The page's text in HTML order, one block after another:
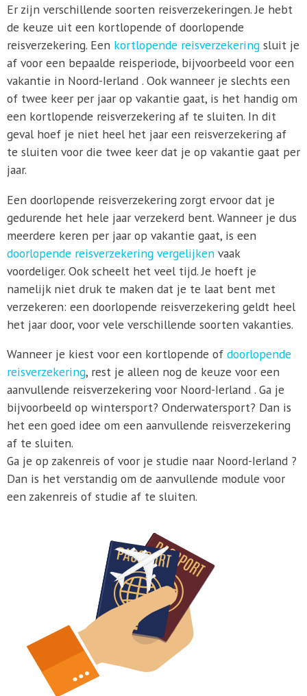
Er zijn verschillende soorten reisverzekeringen. Je hebt
de keuze uit een kortlopende of doorlopende
reisverzekering. Een kortlopende reisverzekeringsluit je
af voor een bepaalde reisperiode, bijvoorbeeld voor een
vakantie in Noord-Ierland . Ook wanneer je slechts een
of twee keer per jaar op vakantie gaat, is het handig om
een kortlopende reisverzekering af te sluiten. In dit
geval hoef je niet heel het jaar een reisverzekering af
te sluiten voor die twee keer dat je op vakantie gaat per
jaar.
Een doorlopende reisverzekering zorgt ervoor dat je
gedurende het hele jaar verzekerd bent. Wanneer je dus
meerdere keren per jaar op vakantie gaat, is een
doorlopende reisverzekering vergelijkenvaak
voordeliger. Ook scheelt het veel tijd. Je hoeft je
namelijk niet druk te maken dat je te laat bent met
verzekeren: een doorlopende reisverzekering geldt heel
het jaar door, voor vele verschillende soorten vakanties.
Wanneer je kiest voor een kortlopende of doorlopende
reisverzekering, rest je alleen nog de keuze voor een
aanvullende reisverzekering voor Noord-Ierland . Ga je
bijvoorbeeld op wintersport? Onderwatersport? Dan is
het een goed idee om een aanvullende reisverzekering
af te sluiten.
Ga je op zakenreis of voor je studie naar Noord-Ierland ?
Dan is het verstandig om de aanvullende module voor
een zakenreis of studie af te sluiten.